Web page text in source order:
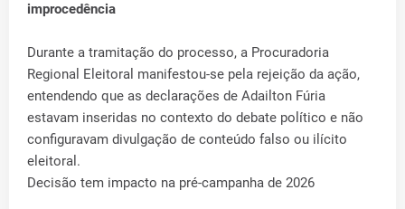
improcedência
Durante a tramitação do processo, a Procuradoria
Regional Eleitoral manifestou-se pela rejeição da ação,
entendendo que as declarações de Adailton Fúria
estavam inseridas no contexto do debate político e não
configuravam divulgação de conteúdo falso ou ilícito
eleitoral.
Decisão tem impacto na pré-campanha de 2026